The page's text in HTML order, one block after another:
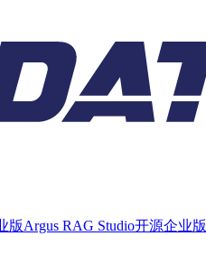
版Argus RAG Studio开源企业版